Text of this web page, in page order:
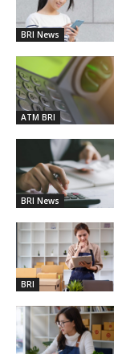
BRI News
ATM BRI
BRI News
BRI